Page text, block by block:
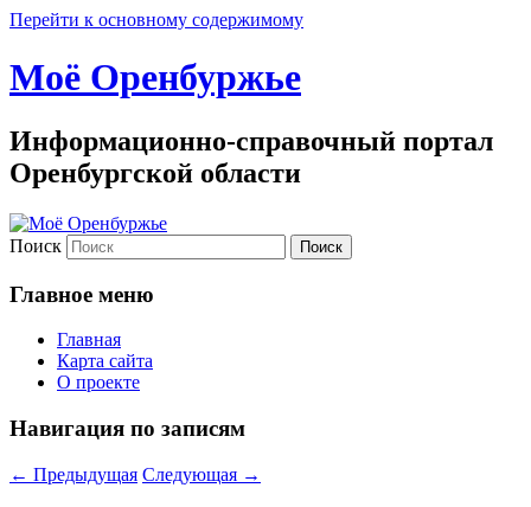
Перейти к основному содержимому
Моё Оренбуржье
Информационно-справочный портал
Оренбургской области
Поиск
Главное меню
Главная
Карта сайта
О проекте
Навигация по записям
← Предыдущая Следующая →